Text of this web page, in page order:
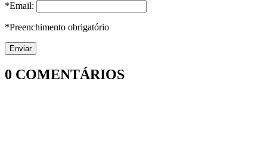
*Email:
*Preenchimento obrigatório
0 COMENTÁRIOS